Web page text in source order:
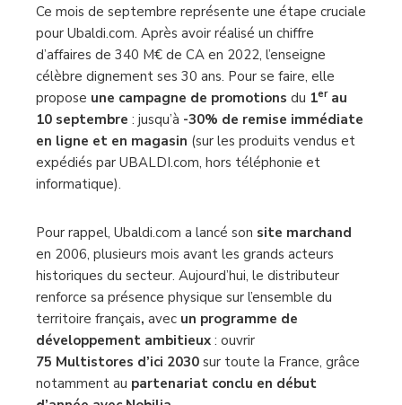
Ce mois de septembre représente une étape cruciale
pour Ubaldi.com. Après avoir réalisé un chiffre
d’affaires de 340 M€ de CA en 2022, l’enseigne
célèbre dignement ses 30 ans. Pour se faire, elle
propose une campagne de promotions du 1erau
10 septembre : jusqu’à -30% de remise immédiate
en ligne et en magasin (sur les produits vendus et
expédiés par UBALDI.com, hors téléphonie et
informatique).
Pour rappel, Ubaldi.com a lancé son site marchand
en 2006, plusieurs mois avant les grands acteurs
historiques du secteur. Aujourd’hui, le distributeur
renforce sa présence physique sur l’ensemble du
territoire français, avec un programme de
développement ambitieux : ouvrir
75 Multistores d’ici 2030 sur toute la France, grâce
notamment au partenariat conclu en début